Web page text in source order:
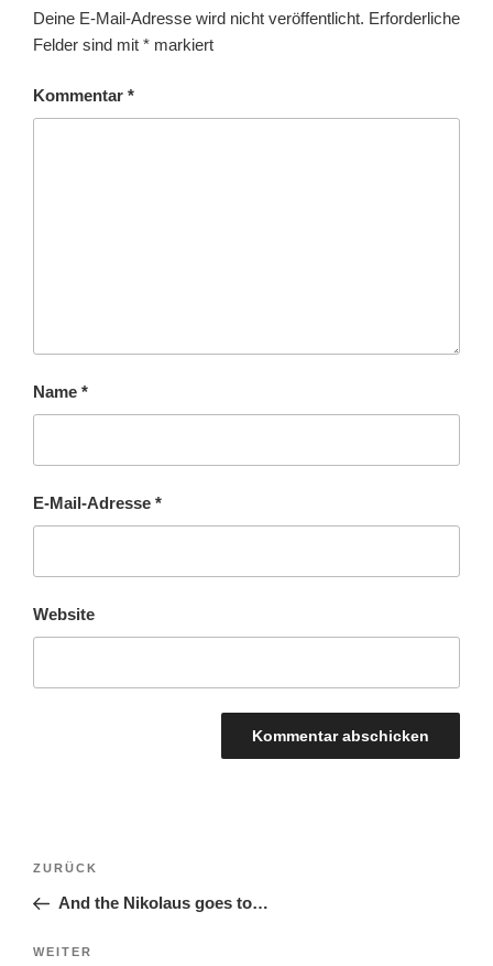
Deine E-Mail-Adresse wird nicht veröffentlicht. Erforderliche
Felder sind mit * markiert
Kommentar *
Name *
E-Mail-Adresse *
Website
BEITRAGSNAVIGATION
Vorheriger
Beitrag
ZURÜCK
And the Nikolaus goes to…
Nächster
WEITER